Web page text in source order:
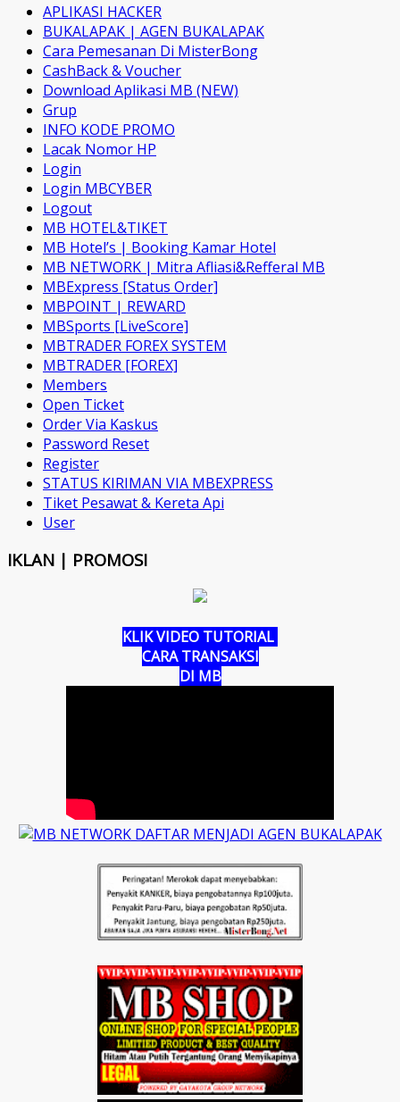
APLIKASI HACKER
BUKALAPAK | AGEN BUKALAPAK
Cara Pemesanan Di MisterBong
CashBack & Voucher
Download Aplikasi MB (NEW)
Grup
INFO KODE PROMO
Lacak Nomor HP
Login
Login MBCYBER
Logout
MB HOTEL&TIKET
MB Hotel’s | Booking Kamar Hotel
MB NETWORK | Mitra Afliasi&Refferal MB
MBExpress [Status Order]
MBPOINT | REWARD
MBSports [LiveScore]
MBTRADER FOREX SYSTEM
MBTRADER [FOREX]
Members
Open Ticket
Order Via Kaskus
Password Reset
Register
STATUS KIRIMAN VIA MBEXPRESS
Tiket Pesawat & Kereta Api
User
IKLAN | PROMOSI
KLIK VIDEO TUTORIAL
CARA TRANSAKSI
DI MB